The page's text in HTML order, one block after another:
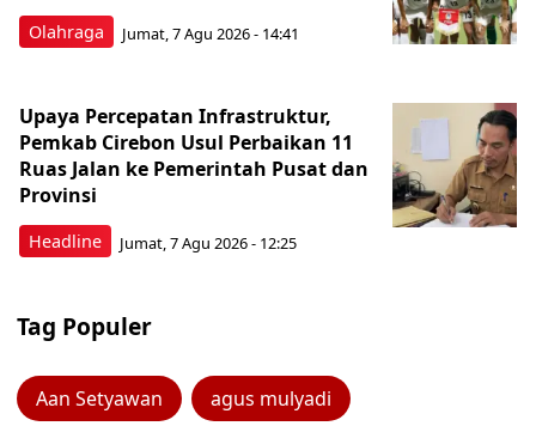
Olahraga Jumat, 7 Agu 2026 - 14:41
Headline
Upaya Percepatan Infrastruktur,
Pemkab Cirebon Usul Perbaikan 11
Ruas Jalan ke Pemerintah Pusat dan
Provinsi
Jumat, 7 Agu 2026 - 12:25
Tag Populer
Aan Setyawan agus mulyadi